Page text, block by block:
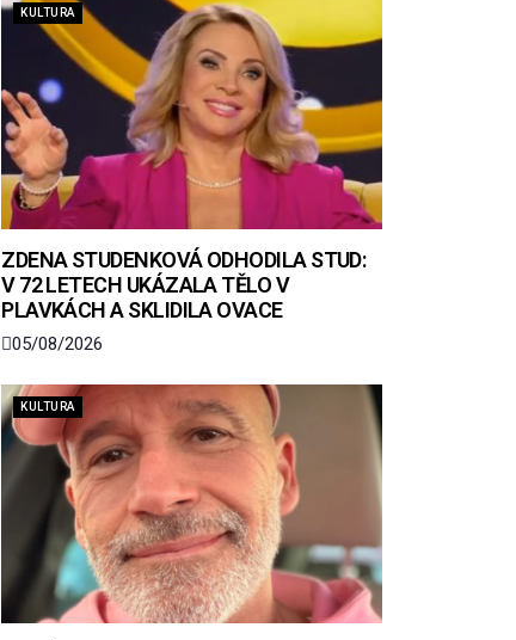
KULTURA
ZDENA STUDENKOVÁ ODHODILA STUD:
V 72 LETECH UKÁZALA TĚLO V
PLAVKÁCH A SKLIDILA OVACE
05/08/2026
KULTURA